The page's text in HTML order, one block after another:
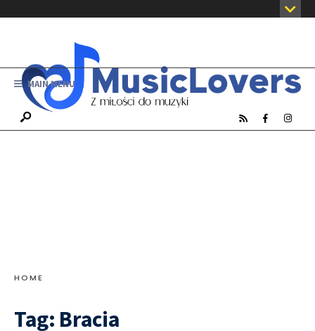
MAIN MENU
HOME
Tag: Bracia